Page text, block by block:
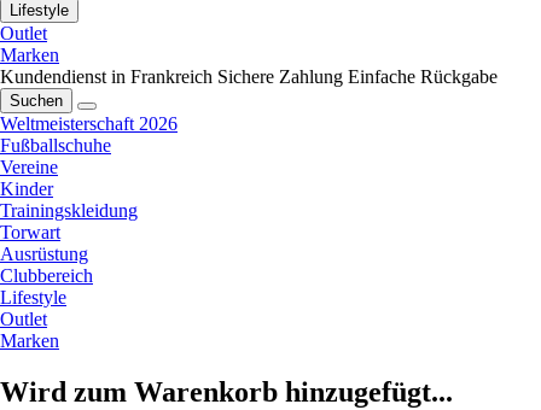
Lifestyle
Outlet
Marken
Kundendienst in Frankreich Sichere Zahlung Einfache Rückgabe
Suchen
Weltmeisterschaft 2026
Fußballschuhe
Vereine
Kinder
Trainingskleidung
Torwart
Ausrüstung
Clubbereich
Lifestyle
Outlet
Marken
Wird zum Warenkorb hinzugefügt...